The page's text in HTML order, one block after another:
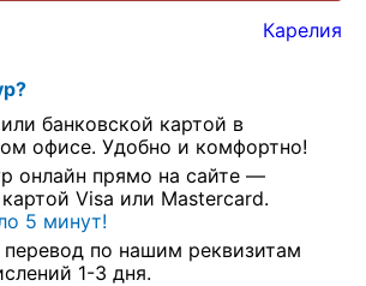
Карелия
банковской картой в
офисе. Удобно и комфортно!
онлайн прямо на сайте —
Visa или Mastercard.
5 минут!
перевод по нашим реквизитам
1-3 дня.